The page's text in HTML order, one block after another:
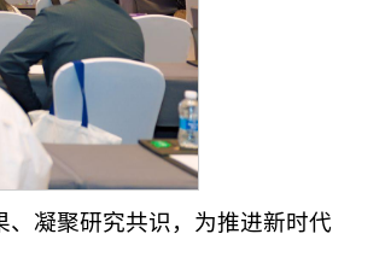
、凝聚研究共识，为推进新时代